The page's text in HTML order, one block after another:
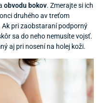
obvodu bokov. Zmerajte si ich
druhého av treťom
pri zaobstaraní podporný
sa do neho nemusíte vojsť.
aj pri nosení na holej koži.